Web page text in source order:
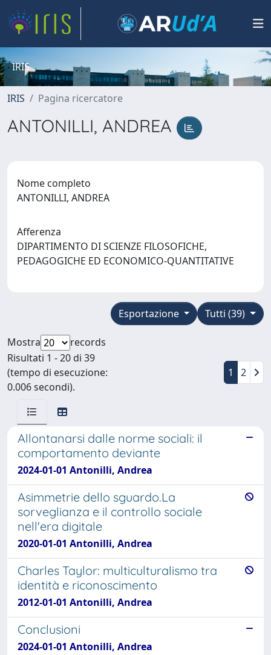
IRIS
IRIS Pagina ricercatore
ANTONILLI, ANDREA
Nome completo
ANTONILLI, ANDREA
Afferenza
DIPARTIMENTO DI SCIENZE FILOSOFICHE,
PEDAGOGICHE ED ECONOMICO-QUANTITATIVE
Tutti (39)
Esportazione
Mostra
records
Risultati 1 - 20 di 39
(tempo di esecuzione:
0.006 secondi).
1 2
Allontanarsi dalle norme sociali: il
comportamento deviante
2024-01-01 Antonilli, Andrea
Asimmetrie dello sguardo.La
sorveglianza e il controllo sociale
nell'era digitale
2020-01-01 Antonilli, Andrea
Charles Taylor: multiculturalismo tra
identità e riconoscimento
2012-01-01 Antonilli, Andrea
Conclusioni
2024-01-01 Antonilli, Andrea